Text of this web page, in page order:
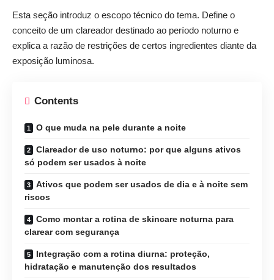
Esta seção introduz o escopo técnico do tema. Define o
conceito de um clareador destinado ao período noturno e
explica a razão de restrições de certos ingredientes diante da
exposição luminosa.
Contents
O que muda na pele durante a noite
Clareador de uso noturno: por que alguns ativos
só podem ser usados à noite
Ativos que podem ser usados de dia e à noite sem
riscos
Como montar a rotina de skincare noturna para
clarear com segurança
Integração com a rotina diurna: proteção,
hidratação e manutenção dos resultados